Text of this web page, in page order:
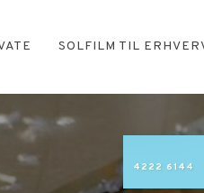
4222 6144
SOLFILM TIL